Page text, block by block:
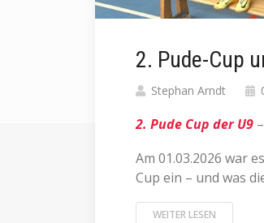
2. Pude-Cup
Stephan Arndt
2. Pude Cup der U9
Am 01.03.2026 war
Cup ein – und was
WEITER LESEN